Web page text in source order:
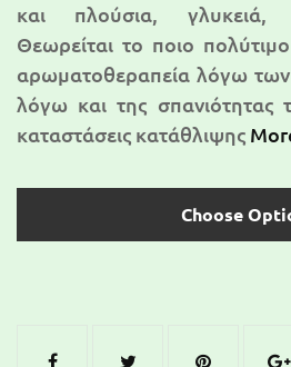
και πλούσια, γλυκειά,
Θεωρείται το ποιο
αρωματοθεραπεία λόγω των
λόγω και της σπανιότητας
καταστάσεις κατάθλιψης
Choose